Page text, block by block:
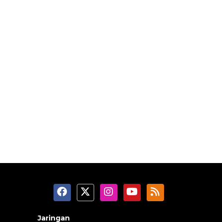
Jaringan